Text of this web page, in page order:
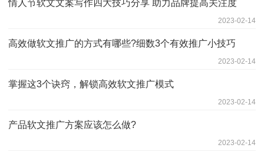
情人节软文文案写作四大技巧分享 助力品牌提高关注度
2023-02-14
高效做软文推广的方式有哪些?细数3个有效推广小技巧
2023-02-14
掌握这3个诀窍，解锁高效软文推广模式
2023-02-14
产品软文推广方案应该怎么做?
2023-02-14